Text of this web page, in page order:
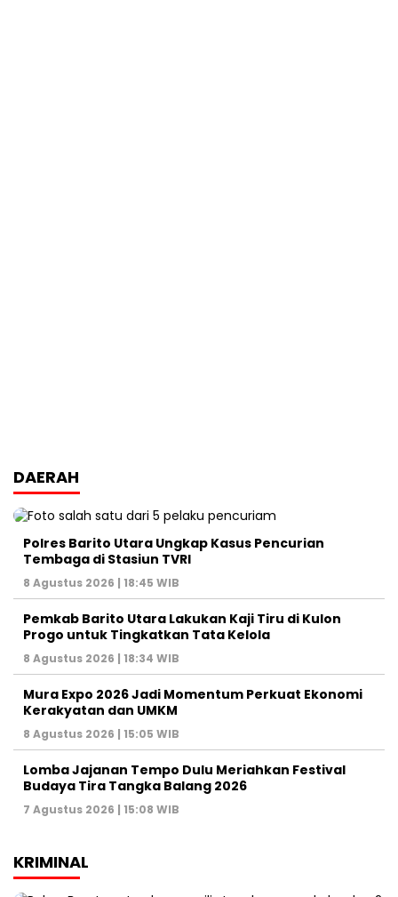
DAERAH
Polres Barito Utara Ungkap Kasus Pencurian
Tembaga di Stasiun TVRI
8 Agustus 2026 | 18:45 WIB
Pemkab Barito Utara Lakukan Kaji Tiru di Kulon
Progo untuk Tingkatkan Tata Kelola
8 Agustus 2026 | 18:34 WIB
Mura Expo 2026 Jadi Momentum Perkuat Ekonomi
Kerakyatan dan UMKM
8 Agustus 2026 | 15:05 WIB
Lomba Jajanan Tempo Dulu Meriahkan Festival
Budaya Tira Tangka Balang 2026
7 Agustus 2026 | 15:08 WIB
KRIMINAL